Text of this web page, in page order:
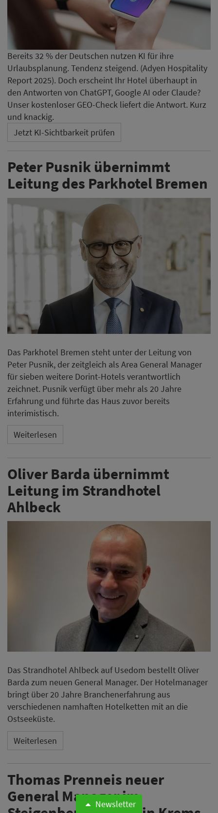
Bereits 32 % der Deutschen nutzen KI für ihre
Urlaubsplanung. Tendenz steigend. (Adyen Hospitality
Report 2025). Doch erscheint Ihr Hotel überhaupt in
den Antworten von ChatGPT, Google AI oder Claude?
Unser kostenloser GEO-Check liefert die Antwort. Kurz
und knackig.
Jetzt KI-Sichtbarkeit prüfen
Peter Pusnik übernimmt
Leitung des Parkhotel Bremen
Das Parkhotel Bremen steht unter der Leitung von
Peter Pusnik, der zeitgleich als Area General Manager
für sieben weitere Dorint-Hotels verantwortlich
zeichnet. Pusnik verfügt über mehr als 20 Jahre
Erfahrung und führte das Haus zuvor bereits
interimistisch.
Weiterlesen
Oliver Barda übernimmt
Leitung im Strandhotel
Ahlbeck
Das Strandhotel Ahlbeck auf Usedom bestellt Oliver
Barda zum neuen General Manager. Der Hotelmanager
bringt über 20 Jahre Branchenerfahrung aus
verschiedenen namhaften Hotelketten mit an die
Ostseeküste.
Weiterlesen
Thomas Prenneis neuer
General Manager im
Newsletter